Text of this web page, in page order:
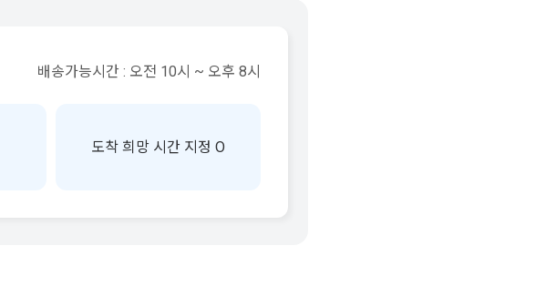
배송가능시간 : 오전 10시 ~ 오후 8시
도착 희망 시간 지정 O